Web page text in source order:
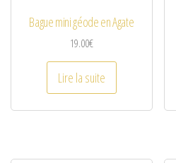
Bague mini géode en Agate
19.00€
Lire la suite